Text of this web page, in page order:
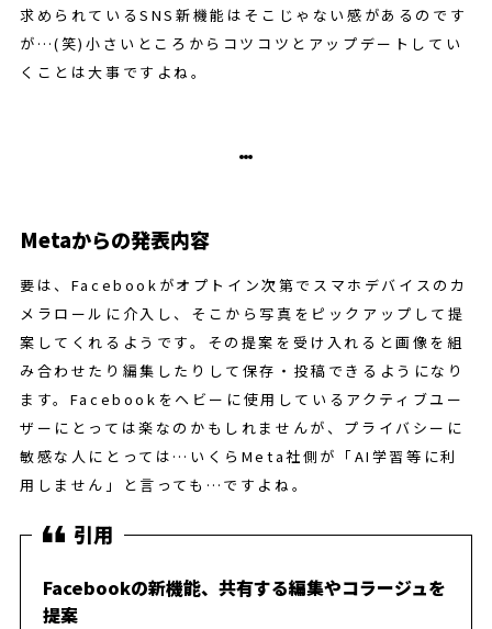
求められているSNS新機能はそこじゃない感があるのです
が…(笑)小さいところからコツコツとアップデートしてい
くことは大事ですよね。
Metaからの発表内容
要は、Facebookがオプトイン次第でスマホデバイスのカ
メラロールに介入し、そこから写真をピックアップして提
案してくれるようです。その提案を受け入れると画像を組
み合わせたり編集したりして保存・投稿できるようになり
ます。Facebookをヘビーに使用しているアクティブユー
ザーにとっては楽なのかもしれませんが、プライバシーに
敏感な人にとっては…いくらMeta社側が「AI学習等に利
用しません」と言っても…ですよね。
Facebookの新機能、共有する編集やコラージュを
提案